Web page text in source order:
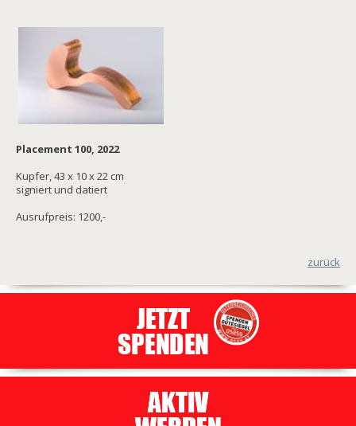
Placement 100, 2022
Kupfer, 43 x 10 x 22 cm
signiert und datiert
Ausrufpreis: 1200,-
zurück